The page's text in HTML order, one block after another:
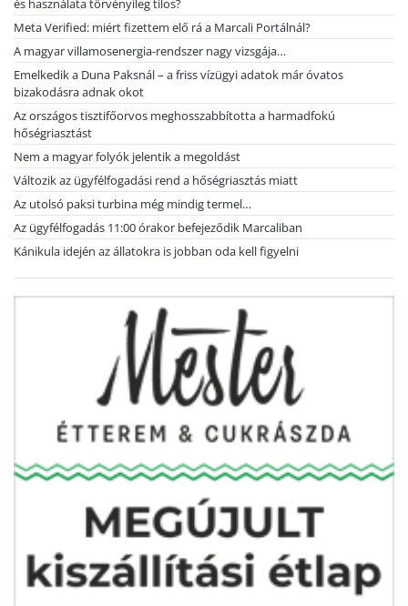
és használata törvényileg tilos?
Meta Verified: miért fizettem elő rá a Marcali Portálnál?
A magyar villamosenergia-rendszer nagy vizsgája…
Emelkedik a Duna Paksnál – a friss vízügyi adatok már óvatos
bizakodásra adnak okot
Az országos tisztifőorvos meghosszabbította a harmadfokú
hőségriasztást
Nem a magyar folyók jelentik a megoldást
Változik az ügyfélfogadási rend a hőségriasztás miatt
Az utolsó paksi turbina még mindig termel…
Az ügyfélfogadás 11:00 órakor befejeződik Marcaliban
Kánikula idején az állatokra is jobban oda kell figyelni